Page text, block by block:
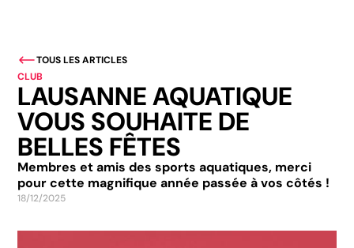
TOUS LES ARTICLES
CLUB
LAUSANNE AQUATIQUE
VOUS SOUHAITE DE
BELLES FÊTES
Membres et amis des sports aquatiques, merci
pour cette magnifique année passée à vos côtés !
18/12/2025